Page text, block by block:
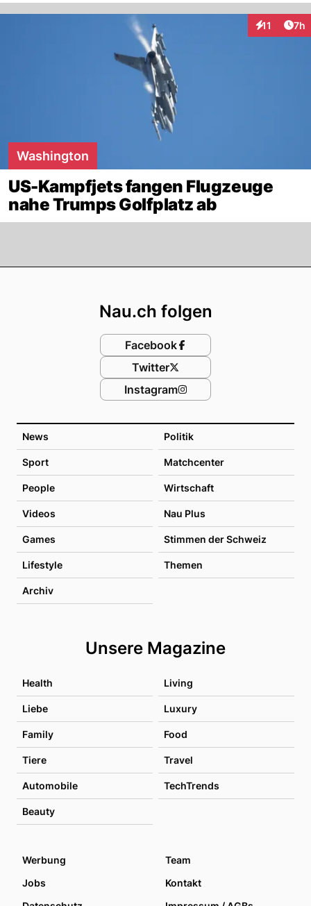
11 7h
Washington
US-Kampfjets fangen Flugzeuge
nahe Trumps Golfplatz ab
News Politik
Sport Matchcenter
People Wirtschaft
Videos Nau Plus
Games Stimmen der Schweiz
Lifestyle Themen
Archiv
Unsere Magazine
Health Living
Liebe Luxury
Family Food
Tiere Travel
Automobile TechTrends
Beauty
Nau.ch folgen
Facebook
Twitter
Instagram
Werbung
Team
Jobs
Kontakt